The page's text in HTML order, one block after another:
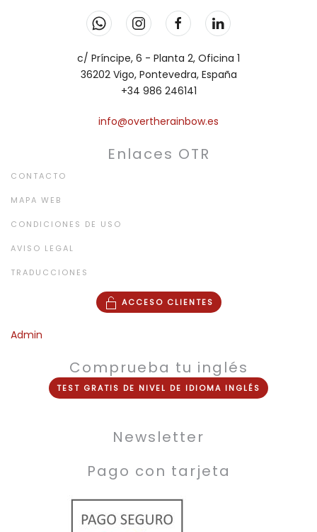
c/ Príncipe, 6 - Planta 2, Oficina 1
36202 Vigo, Pontevedra, España
+34 986 246141
info@overtherainbow.es
Enlaces OTR
CONTACTO
MAPA WEB
CONDICIONES DE USO
AVISO LEGAL
TRADUCCIONES
ACCESO CLIENTES
Admin
Comprueba tu inglés
TEST GRATIS DE NIVEL DE IDIOMA INGLÉS
Newsletter
Pago con tarjeta